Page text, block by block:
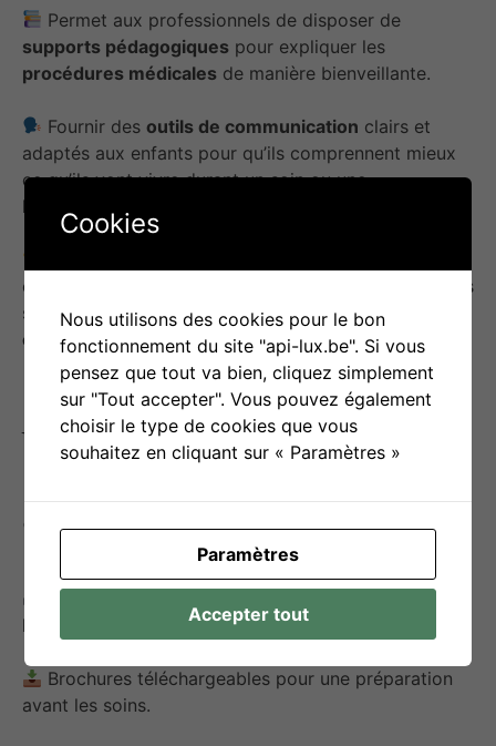
Permet aux professionnels de disposer de
supports pédagogiques pour expliquer les
procédures médicales de manière bienveillante.
Fournir desoutils de communication clairs et
adaptés aux enfants pour qu’ils comprennent mieux
ce qu’ils vont vivre durant un soin ou une
hospitalisation.
enfants, permet de diminuer la
des
soins médicaux, tout en favorisant une meilleure
coopérationlors des traitements.
Variantes –
aménagement
le site pour les enfants et les adolescents.
Brochures téléchargeables pour une préparation
avant les soins.
Cookies
Nous utilisons des cookies pour le bon
fonctionnement du site "api-lux.be". Si vous
pensez que tout va bien, cliquez simplement
sur "Tout accepter". Vous pouvez également
choisir le type de cookies que vous
souhaitez en cliquant sur « Paramètres »
Paramètres
Accepter tout